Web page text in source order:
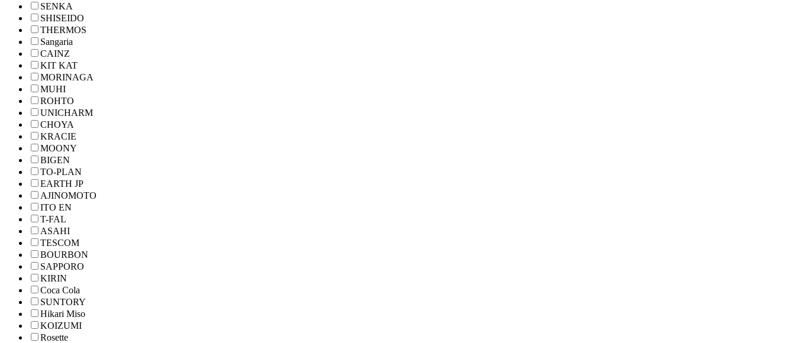
SENKA
SHISEIDO
THERMOS
Sangaria
CAINZ
KIT KAT
MORINAGA
MUHI
ROHTO
UNICHARM
CHOYA
KRACIE
MOONY
BIGEN
TO-PLAN
EARTH JP
AJINOMOTO
ITO EN
T-FAL
ASAHI
TESCOM
BOURBON
SAPPORO
KIRIN
Coca Cola
SUNTORY
Hikari Miso
KOIZUMI
Rosette